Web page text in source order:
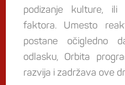
podizanje kulture, ili
faktora. Umesto
postane očigledno
odlasku, Orbita
razvija i zadržava ove